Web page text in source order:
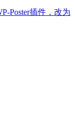
Poster插件，改为